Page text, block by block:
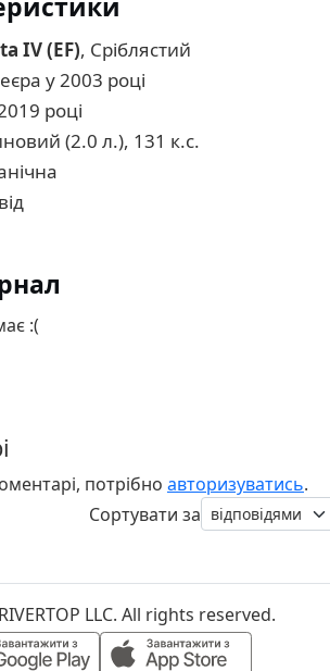
IV (EF), Сріблястий
у 2003 році
році
(2.0 л.), 131 к.с.
:(
потрібно авторизуватись.
Сортувати за
LLC. All rights reserved.